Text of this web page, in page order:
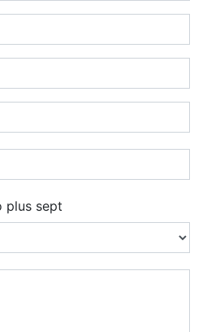
plus sept